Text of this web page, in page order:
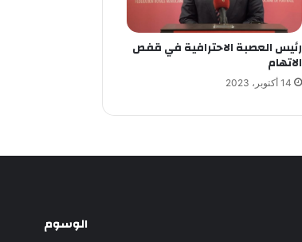
رئيس العصبة الاحترافية في قفص
الاتهام
14 أكتوبر، 2023
الوسوم